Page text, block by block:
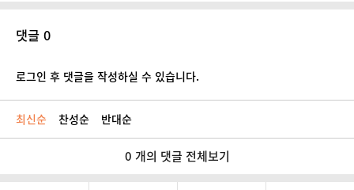
댓글 0
로그인 후 댓글을 작성하실 수 있습니다.
최신순 찬성순 반대순
0 개의 댓글 전체보기